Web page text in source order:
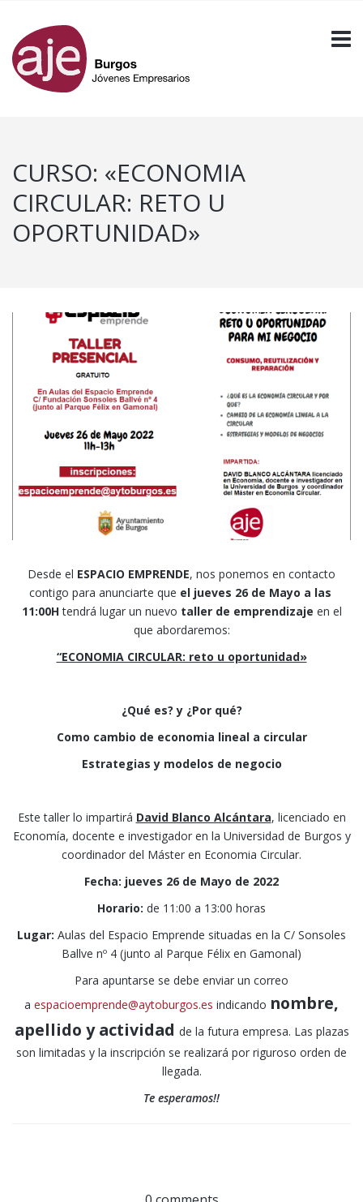
CURSO: «ECONOMIA
CIRCULAR: RETO U
OPORTUNIDAD»
Desde el ESPACIO EMPRENDE, nos ponemos en contacto
contigo para anunciarte que el jueves 26 de Mayo a las
11:00Htendrá lugar un nuevo taller de emprendizaje en el
que abordaremos:
“ECONOMIA CIRCULAR: reto u oportunidad»
¿Qué es? y ¿Por qué?
Como cambio de economia lineal a circular
Estrategias y modelos de negocio
Este taller lo impartirá David Blanco Alcántara, licenciado en
Economía, docente e investigador en la Universidad de Burgos y
coordinador del Máster en Economia Circular.
Fecha: jueves 26 de Mayo de 2022
Horario: de 11:00 a 13:00 horas
Lugar: Aulas del Espacio Emprende situadas en la C/ Sonsoles
Ballve nº 4 (junto al Parque Félix en Gamonal)
Para apuntarse se debe enviar un correo
a espacioemprende@aytoburgos.es indicando nombre,
apellido y actividad de la futura empresa. Las plazas
son limitadas y la inscripción se realizará por riguroso orden de
llegada.
Te esperamos!!